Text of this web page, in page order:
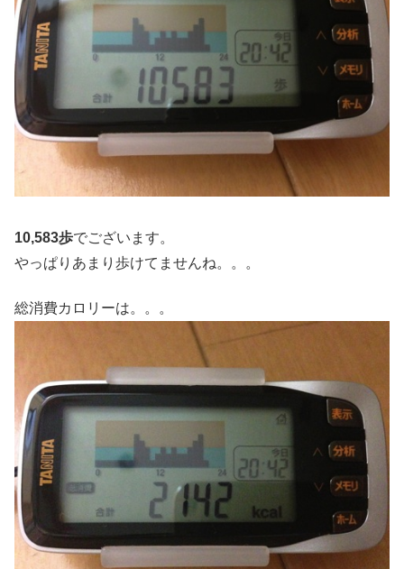
10,583歩でございます。
やっぱりあまり歩けてませんね。。。
総消費カロリーは。。。